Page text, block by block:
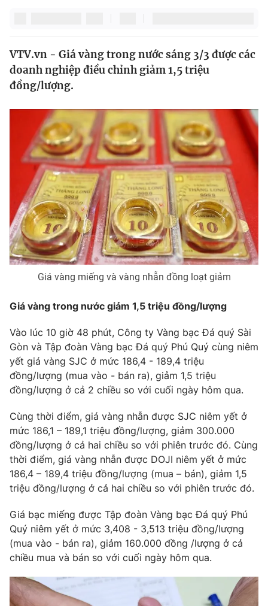
Thế giới
Tin tức
Thế giới đó đây
Câu chuyện quốc tế
Kinh tế
Tài chính
Thị trường
Góc doanh nghiệp
Dữ liệu và đời sống
Truyền hình
Phim VTV
Hậu trường
Nhân vật
Khán giả
Giải sao mai
Giải trí
Điện ảnh
Đời sống
Du lịch
Làm đẹp
Chất lượng cuộc sống
Tuyển sinh
Học trực tuyến
Hitech Công nghệ tương lai
Sản phẩm
Thị trường
Tư vấn
Giao lưu trực tuyến
Lịch phát sóng
Chuyên mục khác
Emagazine Podcast
Photo Infographic
Video Shorts video
VTV Money VTV Thể thao
VTV Sức khoẻ Bất động sản
VTV.vn - Giá vàng trong nước sáng 3/3 được các
doanh nghiệp điều chỉnh giảm 1,5 triệu
đồng/lượng.
Giá vàng miếng và vàng nhẫn đồng loạt giảm
Giá vàng trong nước giảm 1,5 triệu đồng/lượng
Vào lúc 10 giờ 48 phút, Công ty Vàng bạc Đá quý Sài
Gòn và Tập đoàn Vàng bạc Đá quý Phú Quý cùng niêm
yết giá vàng SJC ở mức 186,4 - 189,4 triệu
đồng/lượng (mua vào - bán ra), giảm 1,5 triệu
đồng/lượng ở cả 2 chiều so với cuối ngày hôm qua.
Cùng thời điểm, giá vàng nhẫn được SJC niêm yết ở
mức 186,1 – 189,1 triệu đồng/lượng, giảm 300.000
đồng/lượng ở cả hai chiều so với phiên trước đó. Cùng
thời điểm, giá vàng nhẫn được DOJI niêm yết ở mức
186,4 – 189,4 triệu đồng/lượng (mua – bán), giảm 1,5
triệu đồng/lượng ở cả hai chiều so với phiên trước đó.
Giá bạc miếng được Tập đoàn Vàng bạc Đá quý Phú
Quý niêm yết ở mức 3,408 - 3,513 triệu đồng/lượng
(mua vào - bán ra), giảm 160.000 đồng /lượng ở cả
chiều mua và bán so với cuối ngày hôm qua.